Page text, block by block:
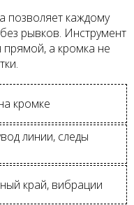
позволяет каждому
рывков. Инструмент
прямой, а кромка не
кромке
линии, следы
край, вибрации